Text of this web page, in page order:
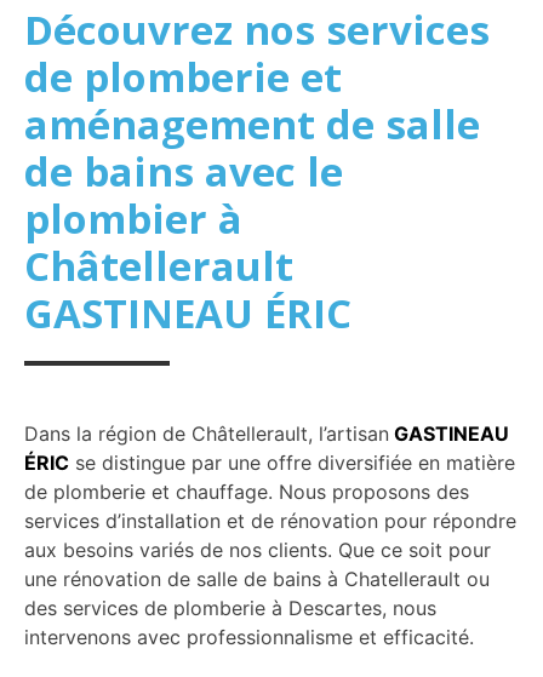
Découvrez nos services
de plomberie et
aménagement de salle
de bains avec le
plombier à
Châtellerault
GASTINEAU ÉRIC
Dans la région de Châtellerault, l’artisan GASTINEAU
ÉRIC se distingue par une offre diversifiée en matière
de plomberie et chauffage. Nous proposons des
services d’installation et de rénovation pour répondre
aux besoins variés de nos clients. Que ce soit pour
une rénovation de salle de bains à Chatellerault ou
des services de plomberie à Descartes, nous
intervenons avec professionnalisme et efficacité.